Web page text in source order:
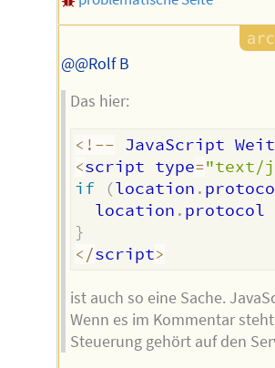
@@Rolf B
Das hier:
< ! -- JavaScript
<script type="text/
if
(location .
  location
. protocol
}
< /script>
ist auch so eine Sache.
Wenn es im Kommentar
Steuerung gehört auf den